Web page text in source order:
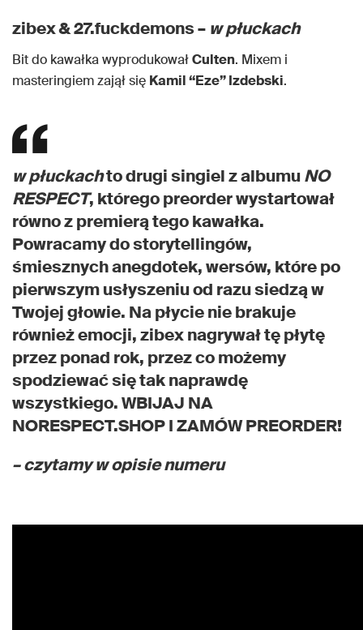
zibex & 27.fuckdemons – w płuckach
Bit do kawałka wyprodukowałCulten. Mixem i
masteringiem zajął się Kamil “Eze” Izdebski.
w płuckachto drugi singiel z albumuNO
RESPECT, którego preorder wystartował
równo z premierą tego kawałka.
Powracamy do storytellingów,
śmiesznych anegdotek, wersów, które po
pierwszym usłyszeniu od razu siedzą w
Twojej głowie. Na płycie nie brakuje
również emocji, zibex nagrywał tę płytę
przez ponad rok, przez co możemy
spodziewać się tak naprawdę
wszystkiego. WBIJAJ NA
NORESPECT.SHOP I ZAMÓW PREORDER!
– czytamy w opisie numeru